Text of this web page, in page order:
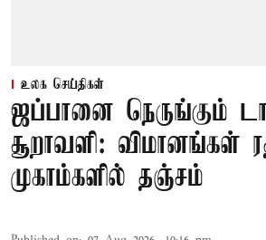
உலக செய்திகள்
ஜப்பானை நெருங்கும்
சூறாவளி: விமானங்கள்
முகாம்களில் தஞ்சம்